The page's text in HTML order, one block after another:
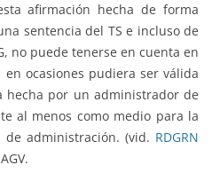
afirmación hecha de forma
sentencia del TS e incluso de
no puede tenerse en cuenta en
ocasiones pudiera ser válida
hecha por un administrador de
al menos como medio para la
administración. (vid. RDGRN